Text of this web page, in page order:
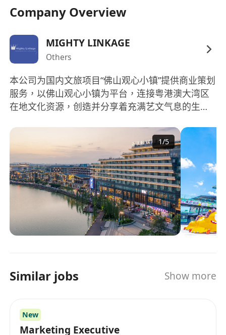
2. 跨境电商业务搭建
Shop、Kickstarter、小红书等平台拓展东南亚及欧
美市场，整合供应链、物流及跨境支付资源。
●
数字化营销
：主导海外社交媒体（TikTok、
Instagram）内容运营、广告投放及KOL合作，实现
品牌曝光与销售转化。
● 跨境团队管理 ：组建香港本地电商运营团队，协
调内地供应链与海外营销端协作，优化成本与效
率。
资历
行业经验：
● 5年以上文旅项目统筹经验，曾主导国内知名文旅
项目（如主题公园、特色小镇等）的运营或推广，
熟悉研学旅游、高端定制游等业态。
出海案例者优先。
● 在国内知名广告公司或甲方品牌有1-3年经验更
资源网络
● 积累港澳旅行社、商协会、KOC平台资源，熟悉
Company Overview
MIGHTY LINKAGE
Others
本公司为国内文旅项目“佛山观心小镇”提供商业策划
服务，以佛山观心小镇为平台，连接粤港澳大湾区
在地文化资源，创造并分享着充满艺文气息的生活
都将为您打造一个独一无二的精神家园，做您的”生
活方式提案者“。
1/5
Similar jobs Show more
New
Marketing Executive